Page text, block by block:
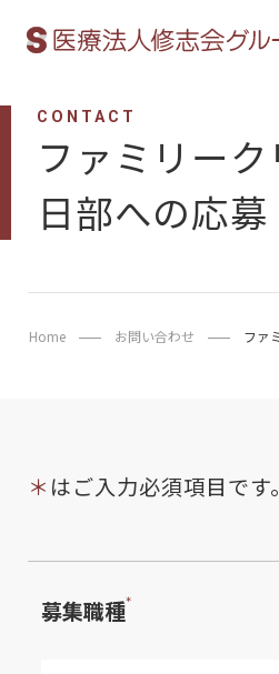
CONTACT
ファミリー
日部への応募
Home お問い合わせ ファ
＊ はご入力必須項目です。
募集職種＊